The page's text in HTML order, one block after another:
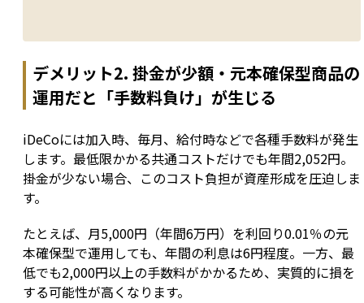
デメリット2. 掛金が少額・元本確保型商品の
運用だと「手数料負け」が生じる
iDeCoには加入時、毎月、給付時などで各種手数料が発生
します。最低限かかる共通コストだけでも年間2,052円。
掛金が少ない場合、このコスト負担が資産形成を圧迫しま
す。
たとえば、月5,000円（年間6万円）を利回り0.01％の元
本確保型で運用しても、年間の利息は6円程度。一方、最
低でも2,000円以上の手数料がかかるため、実質的に損を
する可能性が高くなります。